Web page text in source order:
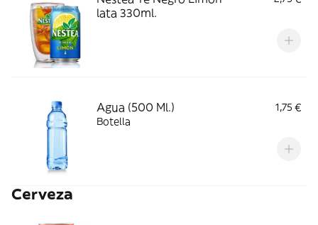
lata 330ml.
Agua (500 Ml.)
1,75 €
Botella
Cerveza